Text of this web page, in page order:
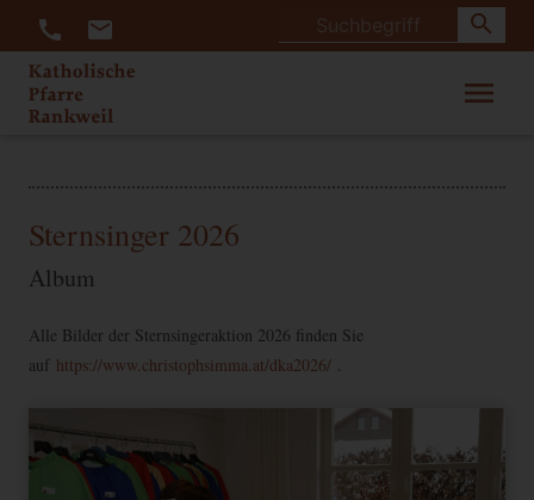
call mail search
menu
Sternsinger 2026
Album
Alle Bilder der Sternsingeraktion 2026 finden Sie
auf https://www.christophsimma.at/dka2026/ .